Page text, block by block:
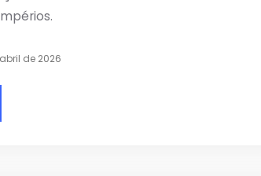
de 2026